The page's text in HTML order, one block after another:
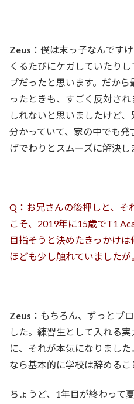
Zeus ：僕は末っ子なんです
くるたびにケガしていたり
プだったと思います。だか
ったときも、すごく反対さ
しれないと思いましたけど
分かっていて、家の中でも
げでわりとスムーズに解決し
Q：お兄さんの後押しと、そ
こそ、2019年に15歳でT1
目指そうと決めたきっかけ
ほども少し触れていましたが
Zeus ：もちろん、ずっとプ
した。練習生として入れる
に、それが本気になりまし
なら基本的に学校は辞めるこ
ちょうど、1年目が終わって